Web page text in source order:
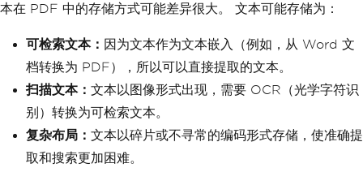
本在 PDF 中的存储方式可能差异很大。 文本可能存储为：
可检索文本： 因为文本作为文本嵌入（例如，从 Word 文
档转换为 PDF），所以可以直接提取的文本。
扫描文本： 文本以图像形式出现，需要 OCR（光学字符识
别）转换为可检索文本。
复杂布局： 文本以碎片或不寻常的编码形式存储，使准确提
取和搜索更加困难。